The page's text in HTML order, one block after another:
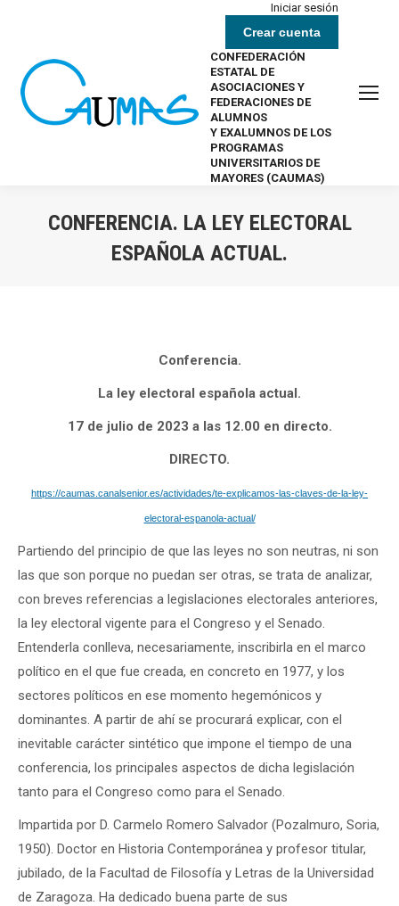
Iniciar sesión
Crear cuenta
CONFEDERACIÓN
ESTATAL DE
ASOCIACIONES Y
FEDERACIONES DE
ALUMNOS
Y EXALUMNOS DE LOS
PROGRAMAS
UNIVERSITARIOS DE
MAYORES (CAUMAS)
CONFERENCIA. LA LEY ELECTORAL
ESPAÑOLA ACTUAL.
Conferencia.
La ley electoral española actual.
17 de julio de 2023 a las 12.00 en directo.
DIRECTO.
https://caumas.canalsenior.es/actividades/te-explicamos-las-claves-de-la-ley-
electoral-espanola-actual/
Partiendo del principio de que las leyes no son neutras, ni son
las que son porque no puedan ser otras, se trata de analizar,
con breves referencias a legislaciones electorales anteriores,
la ley electoral vigente para el Congreso y el Senado.
Entenderla conlleva, necesariamente, inscribirla en el marco
político en el que fue creada, en concreto en 1977, y los
sectores políticos en ese momento hegemónicos y
dominantes. A partir de ahí se procurará explicar, con el
inevitable carácter sintético que impone el tiempo de una
conferencia, los principales aspectos de dicha legislación
tanto para el Congreso como para el Senado.
Impartida por D. Carmelo Romero Salvador (Pozalmuro, Soria,
1950). Doctor en Historia Contemporánea y profesor titular,
jubilado, de la Facultad de Filosofía y Letras de la Universidad
de Zaragoza. Ha dedicado buena parte de sus